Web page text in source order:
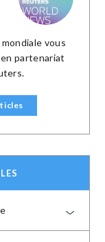
vous
partenariat